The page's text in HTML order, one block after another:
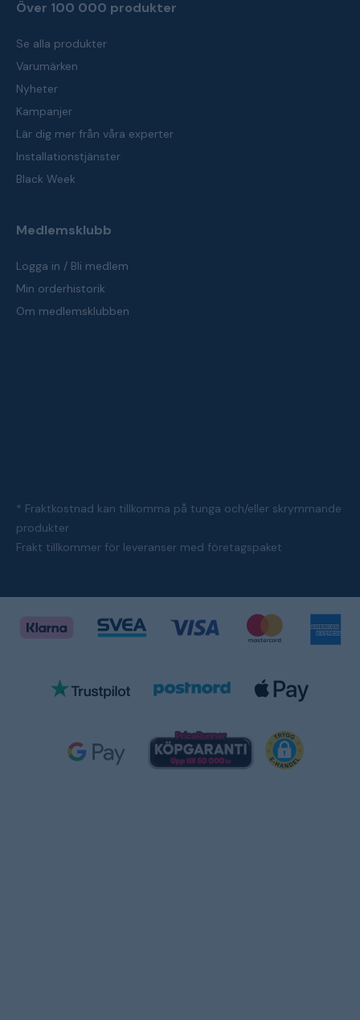
Över 100 000 produkter
Se alla produkter
Varumärken
Nyheter
Kampanjer
Lär dig mer från våra experter
Installationstjänster
Black Week
Medlemsklubb
Logga in / Bli medlem
Min orderhistorik
Om medlemsklubben
* Fraktkostnad kan tillkomma på tunga och/eller skrymmande
produkter
Frakt tillkommer för leveranser med företagspaket